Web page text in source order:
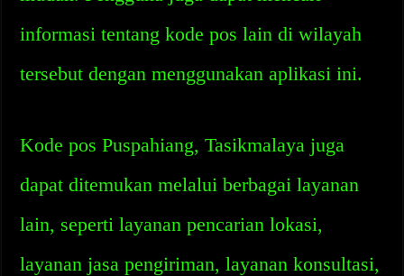
informasi tentang kode pos lain di wilayah
tersebut dengan menggunakan aplikasi ini.
Kode pos Puspahiang, Tasikmalaya juga
dapat ditemukan melalui berbagai layanan
lain, seperti layanan pencarian lokasi,
layanan jasa pengiriman, layanan konsultasi,